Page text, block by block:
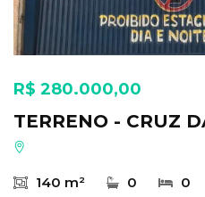
R$ 280.000,00
TERRENO - CRUZ
140 m² 0 0